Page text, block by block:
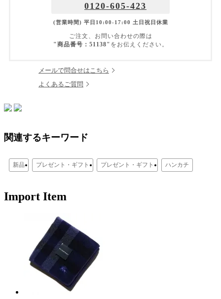
0120-605-423
(営業時間) 平日10:00-17:00 土日祝日休業
ご注文、お問い合わせの際は
"商品番号：51138" をお伝えください。
メールで問合せはこちら
よくあるご質問
関連するキーワード
新品 プレゼント・ギフト プレゼント・ギフト ハンカチ
Import Item